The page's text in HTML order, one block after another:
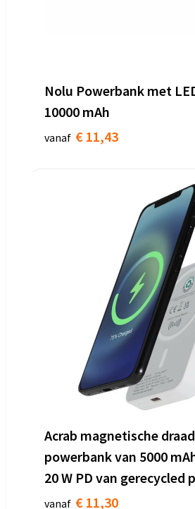
Nolu Powerbank met
10000 mAh
vanaf € 11,43
Acrab magnetische
powerbank van 5000
20 W PD van gerecycled
vanaf € 11,30